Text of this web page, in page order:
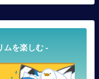
ムを楽しむ -